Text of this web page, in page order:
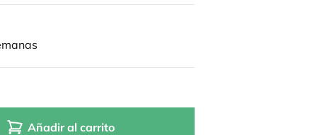
Añadir al carrito